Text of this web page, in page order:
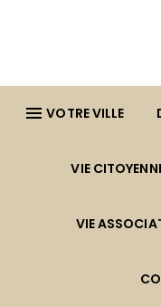
VOTRE VILLE
VIE
VIE